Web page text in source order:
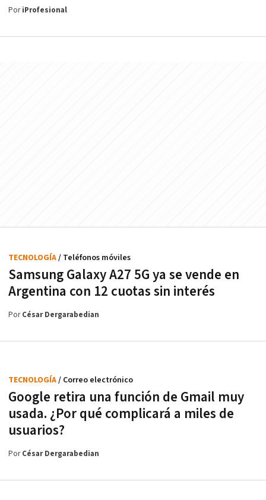
PoriProfesional
Samsung Galaxy A27 5G ya se vende en
Argentina con 12 cuotas sin interés
TECNOLOGÍA/ Teléfonos móviles
PorCésar Dergarabedian
Google retira una función de Gmail muy
usada. ¿Por qué complicará a miles de
usuarios?
TECNOLOGÍA/ Correo electrónico
PorCésar Dergarabedian